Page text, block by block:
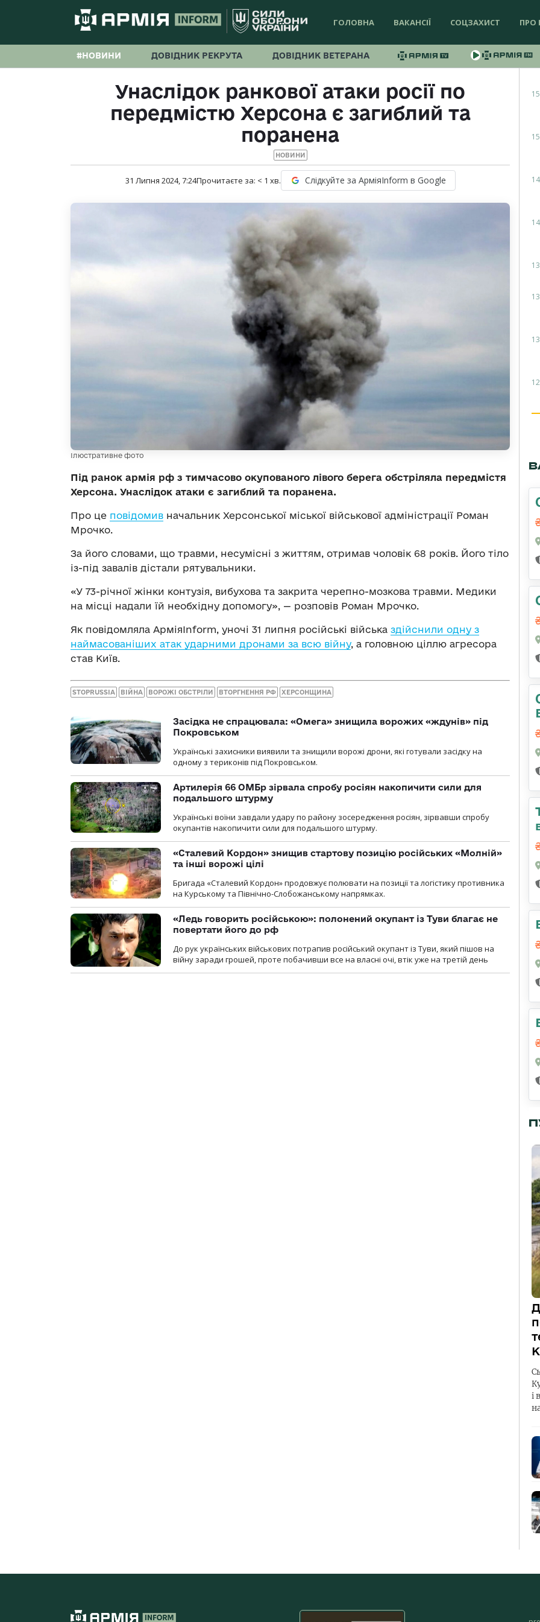
ГОЛОВНА ВАКАНСІЇ СОЦЗАХИСТ ПРО
#НОВИНИ ДОВІДНИК РЕКРУТА ДОВІДНИК ВЕТЕРАНА
Унаслідок ранкової атаки росії по
передмістю Херсона є загиблий та
поранена
НОВИНИ
31 Липня 2024, 7:24Прочитаєте за: < 1 хв. Слідкуйте за АрміяInform в Google
Ілюстративне фото
Під ранок армія рф з тимчасово окупованого лівого берега обстріляла передмістя
Херсона. Унаслідок атаки є загиблий та поранена.
Про це повідомив начальник Херсонської міської військової адміністрації Роман
Мрочко.
За його словами, що травми, несумісні з життям, отримав чоловік 68 років. Його тіло
із-під завалів дістали рятувальники.
«У 73-річної жінки контузія, вибухова та закрита черепно-мозкова травми. Медики
на місці надали їй необхідну допомогу», — розповів Роман Мрочко.
Як повідомляла АрміяInform, уночі 31 липня російські війська здійснили одну з
наймасованіших атак ударними дронами за всю війну, а головною ціллю агресора
став Київ.
STOPRUSSIA ВІЙНА ВОРОЖІ ОБСТРІЛИ ВТОРГНЕННЯ РФ ХЕРСОНЩИНА
Засідка не спрацювала: «Омега» знищила ворожих «ждунів» під
Покровськом
Українські захисники виявили та знищили ворожі дрони, які готували засідку на
одному з териконів під Покровськом.
Артилерія 66 ОМБр зірвала спробу росіян накопичити сили для
подальшого штурму
Українські воїни завдали удару по району зосередження росіян, зірвавши спробу
окупантів накопичити сили для подальшого штурму.
«Сталевий Кордон» знищив стартову позицію російських «Молній»
та інші ворожі цілі
Бригада «Сталевий Кордон» продовжує полювати на позиції та логістику противника
на Курському та Північно-Слобожанському напрямках.
«Ледь говорить російською»: полонений окупант із Туви благає не
повертати його до рф
До рук українських військових потрапив російський окупант із Туви, який пішов на
війну заради грошей, проте побачивши все на власні очі, втік уже на третій день
і